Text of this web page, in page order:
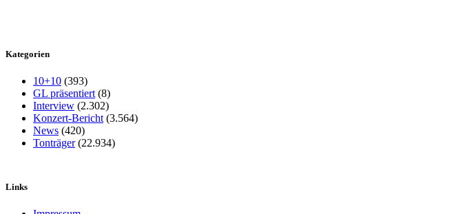
Kategorien
10+10 (393)
GL präsentiert (8)
Interview (2.302)
Konzert-Bericht (3.564)
News (420)
Tonträger(22.934)
Links